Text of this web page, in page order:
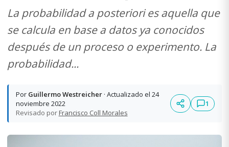
La probabilidad a posteriori es aquella que
se calcula en base a datos ya conocidos
después de un proceso o experimento. La
probabilidad...
Por Guillermo Westreicher· Actualizado el 24
noviembre 2022
Revisado porFrancisco Coll Morales
1